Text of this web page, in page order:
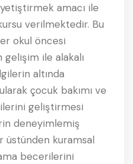
amacı ile
verilmektedir. Bu
okul öncesi
gelişim ile alakalı
altında
çocuk bakımı ve
geliştirmesi
deneyimlemiş
üstünden kuramsal
becerilerini